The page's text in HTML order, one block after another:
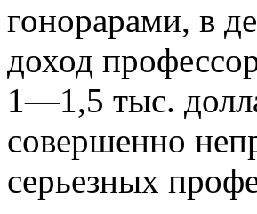
гонорарами, в
доход
1—1,5 тыс.
совершенно
серьезных